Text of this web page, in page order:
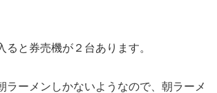
ると券売機が２台あります。
ラーメンしかないようなので、朝ラーメ